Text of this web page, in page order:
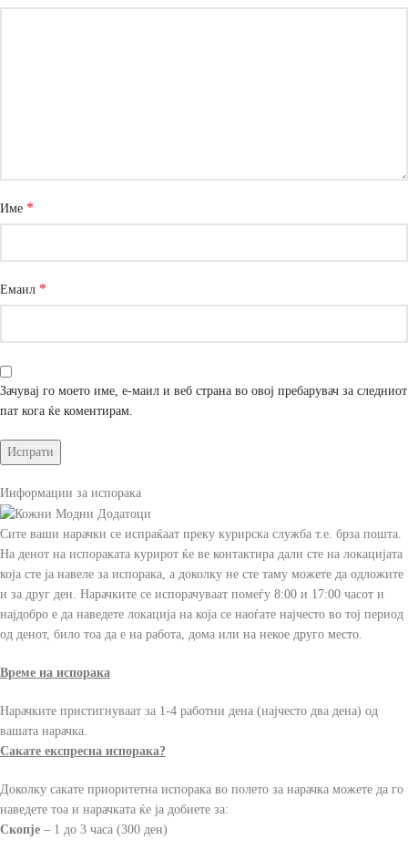
Име *
Емаил *
Зачувај го моето име, е-маил и веб страна во овој пребарувач за следниот
пат кога ќе коментирам.
Информации за испорака
Сите ваши нарачки се испраќаат преку курирска служба т.е. брза пошта.
На денот на испораката курирот ќе ве контактира дали сте на локацијата
која сте ја навеле за испорака, а доколку не сте таму можете да одложите
и за друг ден. Нарачките се испорачуваат помеѓу 8:00 и 17:00 часот и
најдобро е да наведете локација на која се наоѓате најчесто во тој период
од денот, било тоа да е на работа, дома или на некое друго место.
Време на испорака
Нарачките пристигнуваат за 1-4 работни дена (најчесто два дена) од
вашата нарачка.
Сакате експресна испорака?
Доколку сакате приоритетна испорака во полето за нарачка можете да го
наведете тоа и нарачката ќе ја добиете за:
Скопје – 1 до 3 часа (300 ден)